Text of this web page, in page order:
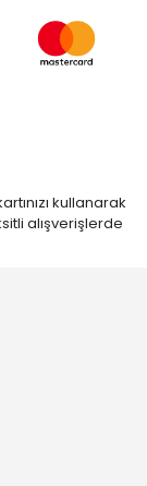
kullanarak
alışverişlerde